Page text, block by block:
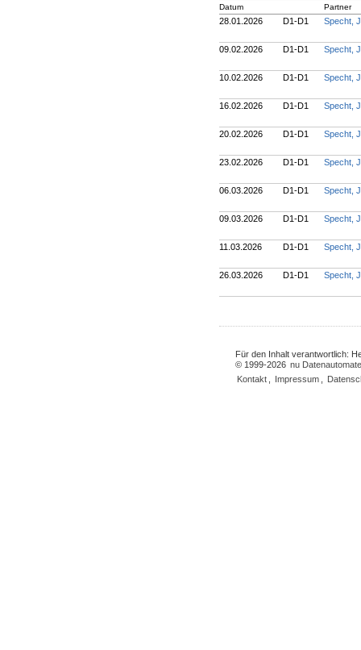
Datum Partner
28.01.2026 D1-D1 Specht,
09.02.2026 D1-D1 Specht,
10.02.2026 D1-D1 Specht,
16.02.2026 D1-D1 Specht,
20.02.2026 D1-D1 Specht,
23.02.2026 D1-D1 Specht,
06.03.2026 D1-D1 Specht,
09.03.2026 D1-D1 Specht,
11.03.2026 D1-D1 Specht,
26.03.2026 D1-D1 Specht,
Für den Inhalt verantwortlich:
© 1999-2026 nu
Kontakt
Impressum